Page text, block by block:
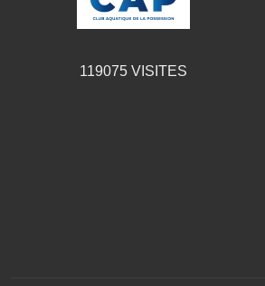
119075VISITES